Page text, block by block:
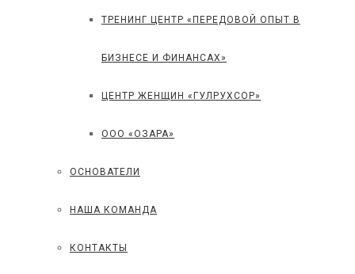
ТРЕНИНГ ЦЕНТР «ПЕРЕДОВОЙ ОПЫТ В
БИЗНЕСЕ И ФИНАНСАХ»
ЦЕНТР ЖЕНЩИН «ГУЛРУХСОР»
ООО «ОЗАРА»
ОСНОВАТЕЛИ
НАША КОМАНДА
КОНТАКТЫ